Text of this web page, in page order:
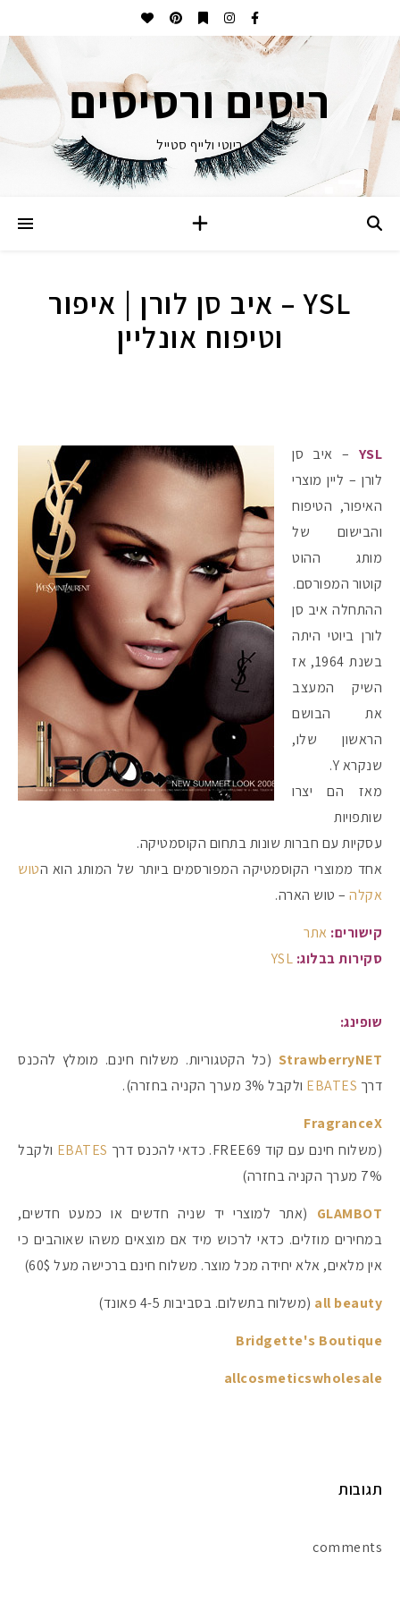
ריסים ורסיסים
ביוטי ולייף סטייל
YSL – איב סן לורן | איפור
וטיפוח אונליין
YSL – איב סן
לורן – ליין מוצרי
האיפור, הטיפוח
והבישום של
מותג ההוט
קוטור המפורסם.
ההתחלה איב סן
לורן ביוטי היתה
בשנת 1964, אז
השיק המעצב
את הבושם
הראשון שלו,
שנקרא Y.
מאז הם יצרו
שותפויות
עסקיות עם חברות שונות בתחום הקוסמטיקה.
אחד ממוצרי הקוסמטיקה המפורסמים ביותר של המותג הוא הטוש
אקלה – טוש הארה.
קישורים: אתר
סקירות בבלוג: YSL
שופינג:
StrawberryNET (כל הקטגוריות. משלוח חינם. מומלץ להכנס
דרך EBATES ולקבל 3% מערך הקניה בחזרה).
FragranceX
(משלוח חינם עם קוד FREE69. כדאי להכנס דרך
EBATES ולקבל
7% מערך הקניה בחזרה)
GLAMBOT (אתר למוצרי יד שניה חדשים או כמעט חדשים,
במחירים מוזלים. כדאי לרכוש מיד אם מוצאים משהו שאוהבים כי
אין מלאים, אלא יחידה מכל מוצר. משלוח חינם ברכישה מעל 60$)
all beauty (משלוח בתשלום. בסביבות 4-5 פאונד)
Bridgette's Boutique
allcosmeticswholesale
תגובות
comments